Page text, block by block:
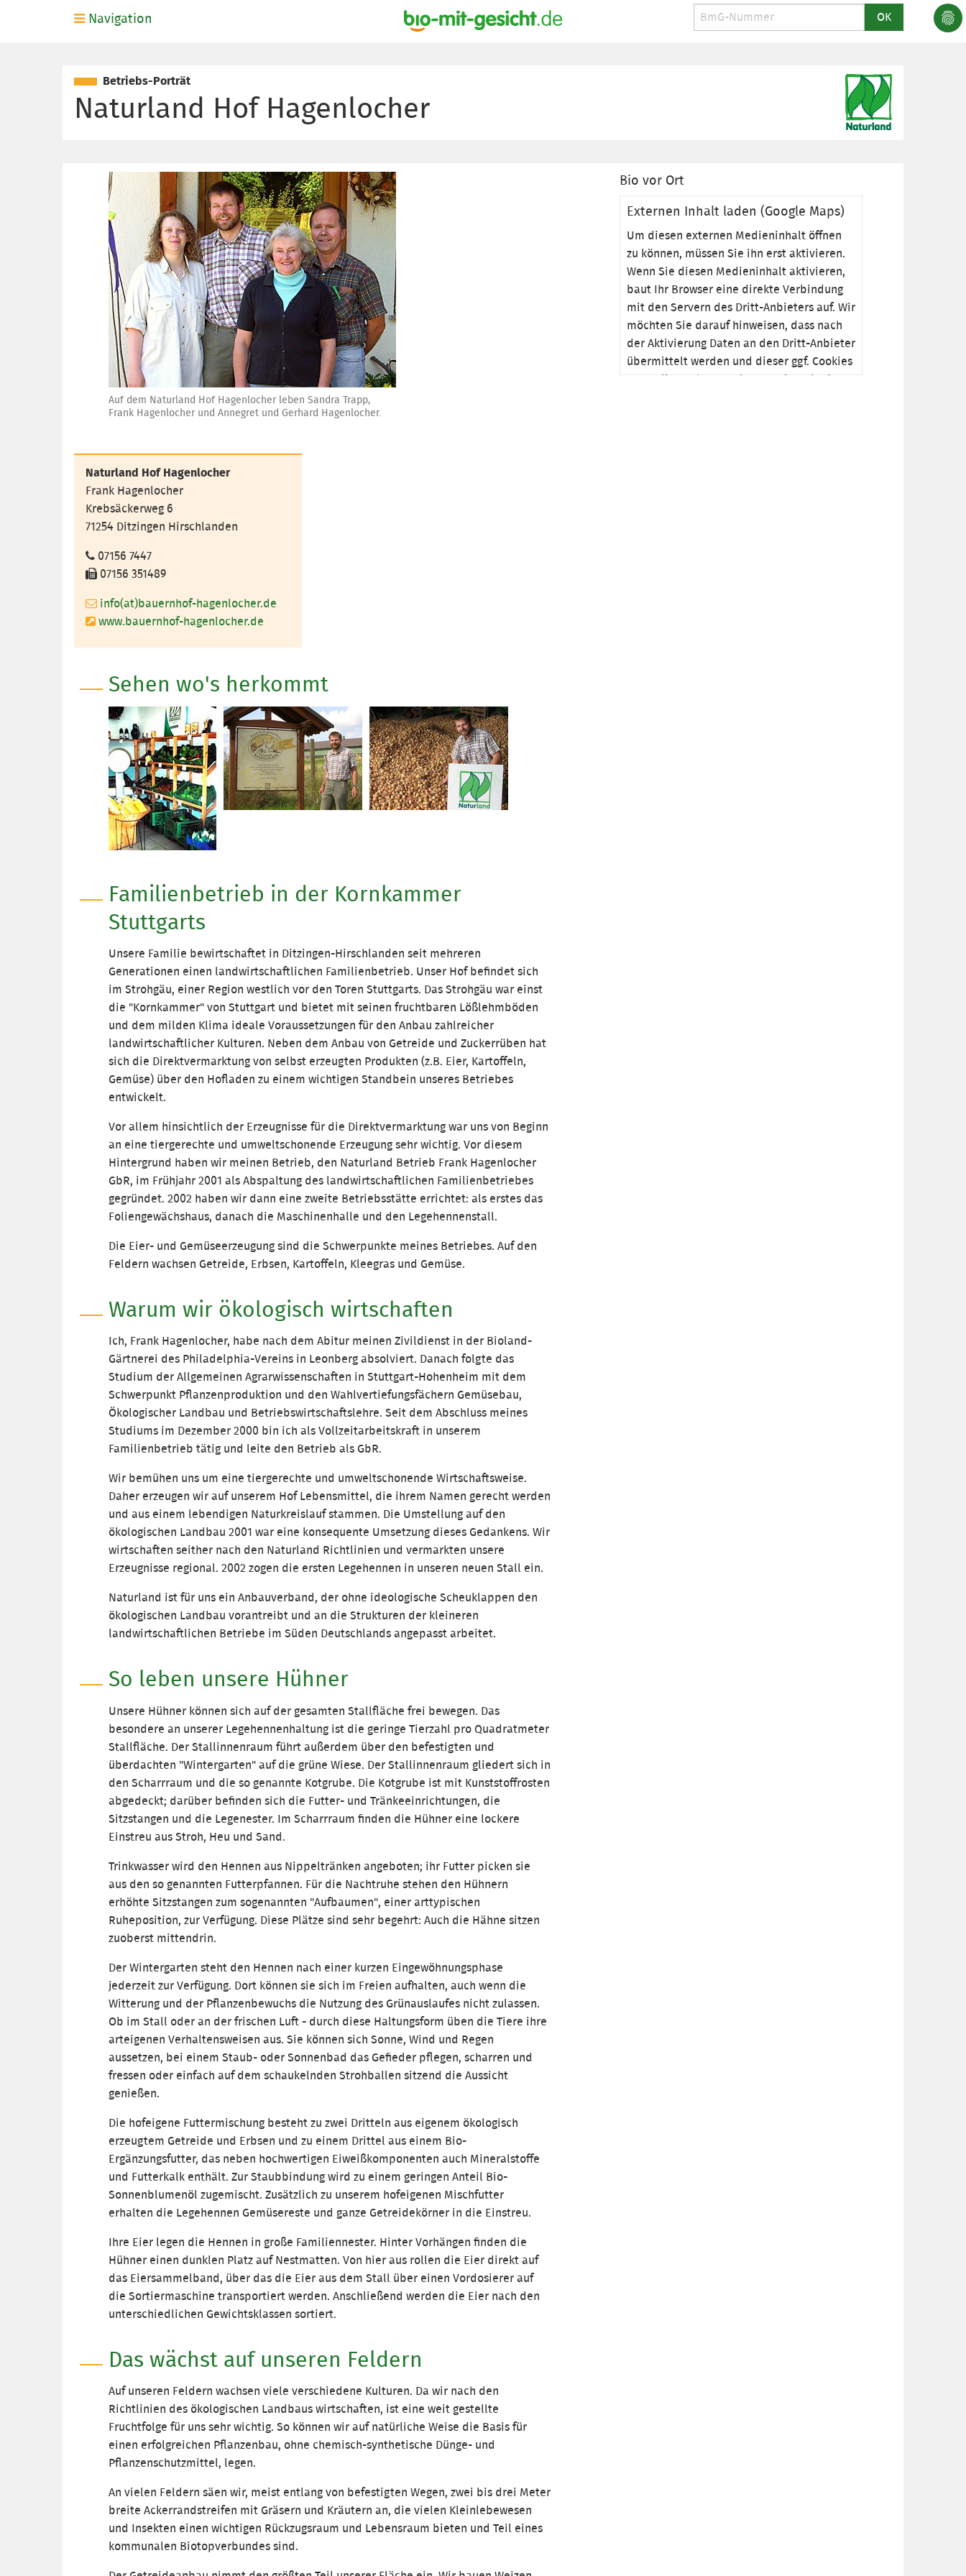
Navigation
Betriebs-Porträt
Naturland Hof Hagenlocher
Auf dem Naturland Hof Hagenlocher leben Sandra Trapp,
Frank Hagenlocher und Annegret und Gerhard Hagenlocher.
Naturland Hof Hagenlocher
Frank Hagenlocher
Krebsäckerweg 6
71254 Ditzingen Hirschlanden
07156 7447
07156 351489
info(at)bauernhof-hagenlocher.de
www.bauernhof-hagenlocher.de
Sehen wo's herkommt
Familienbetrieb in der Kornkammer
Stuttgarts
Unsere Familie bewirtschaftet in Ditzingen-Hirschlanden seit mehreren
Generationen einen landwirtschaftlichen Familienbetrieb. Unser Hof befindet sich
im Strohgäu, einer Region westlich vor den Toren Stuttgarts. Das Strohgäu war einst
die "Kornkammer" von Stuttgart und bietet mit seinen fruchtbaren Lößlehmböden
und dem milden Klima ideale Voraussetzungen für den Anbau zahlreicher
landwirtschaftlicher Kulturen. Neben dem Anbau von Getreide und Zuckerrüben hat
sich die Direktvermarktung von selbst erzeugten Produkten (z.B. Eier, Kartoffeln,
Gemüse) über den Hofladen zu einem wichtigen Standbein unseres Betriebes
entwickelt.
Vor allem hinsichtlich der Erzeugnisse für die Direktvermarktung war uns von Beginn
an eine tiergerechte und umweltschonende Erzeugung sehr wichtig. Vor diesem
Hintergrund haben wir meinen Betrieb, den Naturland Betrieb Frank Hagenlocher
GbR, im Frühjahr 2001 als Abspaltung des landwirtschaftlichen Familienbetriebes
gegründet. 2002 haben wir dann eine zweite Betriebsstätte errichtet: als erstes das
Foliengewächshaus, danach die Maschinenhalle und den Legehennenstall.
Die Eier- und Gemüseerzeugung sind die Schwerpunkte meines Betriebes. Auf den
Feldern wachsen Getreide, Erbsen, Kartoffeln, Kleegras und Gemüse.
Warum wir ökologisch wirtschaften
Ich, Frank Hagenlocher, habe nach dem Abitur meinen Zivildienst in der Bioland-
Gärtnerei des Philadelphia-Vereins in Leonberg absolviert. Danach folgte das
Studium der Allgemeinen Agrarwissenschaften in Stuttgart-Hohenheim mit dem
Schwerpunkt Pflanzenproduktion und den Wahlvertiefungsfächern Gemüsebau,
Ökologischer Landbau und Betriebswirtschaftslehre. Seit dem Abschluss meines
Studiums im Dezember 2000 bin ich als Vollzeitarbeitskraft in unserem
Familienbetrieb tätig und leite den Betrieb als GbR.
Wir bemühen uns um eine tiergerechte und umweltschonende Wirtschaftsweise.
Daher erzeugen wir auf unserem Hof Lebensmittel, die ihrem Namen gerecht werden
und aus einem lebendigen Naturkreislauf stammen. Die Umstellung auf den
ökologischen Landbau 2001 war eine konsequente Umsetzung dieses Gedankens. Wir
wirtschaften seither nach den Naturland Richtlinien und vermarkten unsere
Erzeugnisse regional. 2002 zogen die ersten Legehennen in unseren neuen Stall ein.
Naturland ist für uns ein Anbauverband, der ohne ideologische Scheuklappen den
ökologischen Landbau vorantreibt und an die Strukturen der kleineren
landwirtschaftlichen Betriebe im Süden Deutschlands angepasst arbeitet.
So leben unsere Hühner
Unsere Hühner können sich auf der gesamten Stallfläche frei bewegen. Das
besondere an unserer Legehennenhaltung ist die geringe Tierzahl pro Quadratmeter
Stallfläche. Der Stallinnenraum führt außerdem über den befestigten und
überdachten "Wintergarten" auf die grüne Wiese. Der Stallinnenraum gliedert sich in
den Scharrraum und die so genannte Kotgrube. Die Kotgrube ist mit Kunststoffrosten
abgedeckt; darüber befinden sich die Futter- und Tränkeeinrichtungen, die
Sitzstangen und die Legenester. Im Scharrraum finden die Hühner eine lockere
Einstreu aus Stroh, Heu und Sand.
Trinkwasser wird den Hennen aus Nippeltränken angeboten; ihr Futter picken sie
aus den so genannten Futterpfannen. Für die Nachtruhe stehen den Hühnern
erhöhte Sitzstangen zum sogenannten "Aufbaumen", einer arttypischen
Ruheposition, zur Verfügung. Diese Plätze sind sehr begehrt: Auch die Hähne sitzen
zuoberst mittendrin.
Der Wintergarten steht den Hennen nach einer kurzen Eingewöhnungsphase
jederzeit zur Verfügung. Dort können sie sich im Freien aufhalten, auch wenn die
Witterung und der Pflanzenbewuchs die Nutzung des Grünauslaufes nicht zulassen.
Ob im Stall oder an der frischen Luft - durch diese Haltungsform üben die Tiere ihre
arteigenen Verhaltensweisen aus. Sie können sich Sonne, Wind und Regen
aussetzen, bei einem Staub- oder Sonnenbad das Gefieder pflegen, scharren und
fressen oder einfach auf dem schaukelnden Strohballen sitzend die Aussicht
genießen.
Die hofeigene Futtermischung besteht zu zwei Dritteln aus eigenem ökologisch
erzeugtem Getreide und Erbsen und zu einem Drittel aus einem Bio-
Ergänzungsfutter, das neben hochwertigen Eiweißkomponenten auch Mineralstoffe
und Futterkalk enthält. Zur Staubbindung wird zu einem geringen Anteil Bio-
Sonnenblumenöl zugemischt. Zusätzlich zu unserem hofeigenen Mischfutter
erhalten die Legehennen Gemüsereste und ganze Getreidekörner in die Einstreu.
Ihre Eier legen die Hennen in große Familiennester. Hinter Vorhängen finden die
Hühner einen dunklen Platz auf Nestmatten. Von hier aus rollen die Eier direkt auf
das Eiersammelband, über das die Eier aus dem Stall über einen Vordosierer auf
die Sortiermaschine transportiert werden. Anschließend werden die Eier nach den
unterschiedlichen Gewichtsklassen sortiert.
Das wächst auf unseren Feldern
Auf unseren Feldern wachsen viele verschiedene Kulturen. Da wir nach den
Richtlinien des ökologischen Landbaus wirtschaften, ist eine weit gestellte
Fruchtfolge für uns sehr wichtig. So können wir auf natürliche Weise die Basis für
einen erfolgreichen Pflanzenbau, ohne chemisch-synthetische Dünge- und
Pflanzenschutzmittel, legen.
An vielen Feldern säen wir, meist entlang von befestigten Wegen, zwei bis drei Meter
breite Ackerrandstreifen mit Gräsern und Kräutern an, die vielen Kleinlebewesen
und Insekten einen wichtigen Rückzugsraum und Lebensraum bieten und Teil eines
kommunalen Biotopverbundes sind.
Bio vor Ort
Externen Inhalt laden (Google Maps)
Um diesen externen Medieninhalt öffnen
zu können, müssen Sie ihn erst aktivieren.
Wenn Sie diesen Medieninhalt aktivieren,
baut Ihr Browser eine direkte Verbindung
mit den Servern des Dritt-Anbieters auf. Wir
möchten Sie darauf hinweisen, dass nach
der Aktivierung Daten an den Dritt-Anbieter
übermittelt werden und dieser ggf. Cookies
setzt, die auch zu Analyse- und Marketing-